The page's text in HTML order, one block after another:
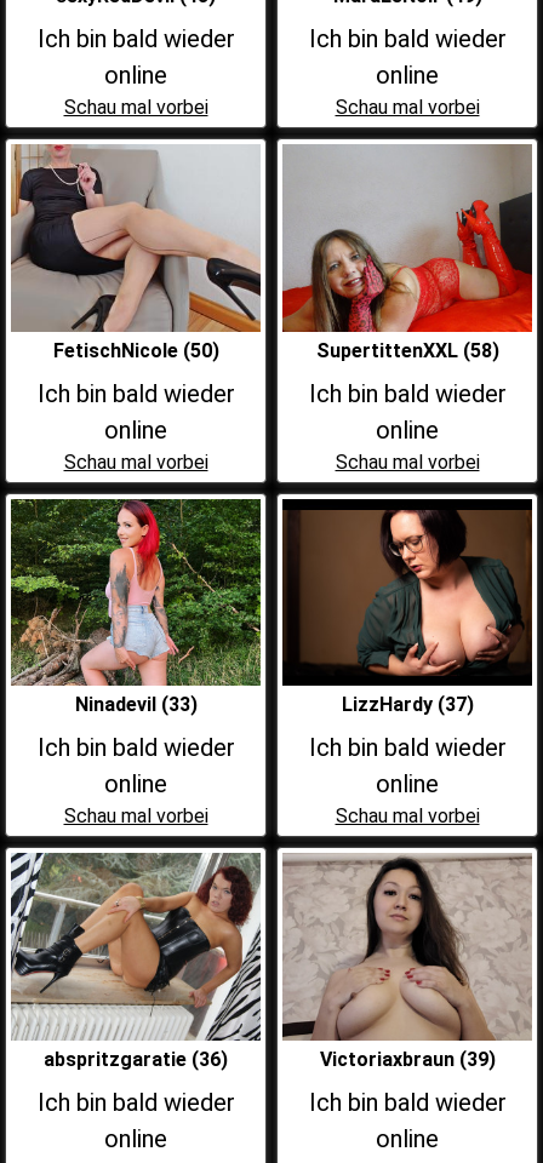
Ich bin bald wieder
online
Schau mal vorbei
Ich bin bald wieder
online
Schau mal vorbei
FetischNicole (50)
Ich bin bald wieder
online
Schau mal vorbei
SupertittenXXL (58)
Ich bin bald wieder
online
Schau mal vorbei
Ninadevil (33)
Ich bin bald wieder
online
Schau mal vorbei
LizzHardy (37)
Ich bin bald wieder
online
Schau mal vorbei
abspritzgaratie (36)
Ich bin bald wieder
online
Victoriaxbraun (39)
Ich bin bald wieder
online